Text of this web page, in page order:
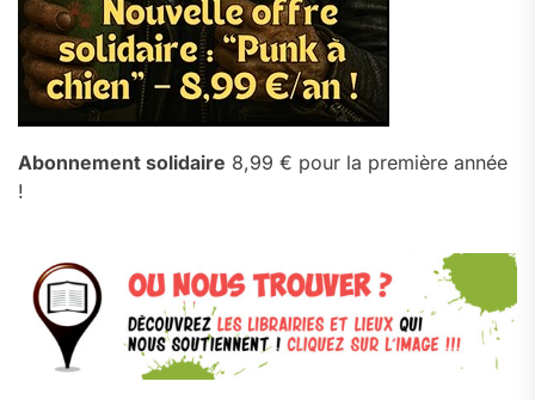
Abonnement solidaire 8,99 € pour la première année
!